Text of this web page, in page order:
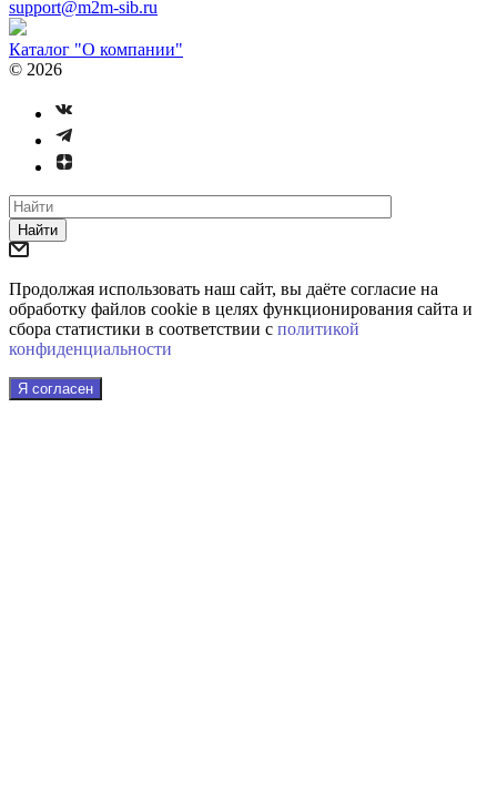
support@m2m-sib.ru
Каталог "О компании"
© 2026
Найти
Продолжая использовать наш сайт, вы даёте согласие на
обработку файлов cookie в целях функционирования сайта и
сбора статистики в соответствии с политикой
конфиденциальности
Я согласен